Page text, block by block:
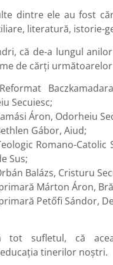
dintre ele au fost
literatură, istorie-
că de-a lungul
de cărți
Secuiesc;
Áron, Odorheiu
Gábor, Aiud;
Romano-Catolic
Sus;
Balázs, Cristuru
Márton Áron,
Petőfi Sándor,
tot sufletul, că
tinerilor noștri.